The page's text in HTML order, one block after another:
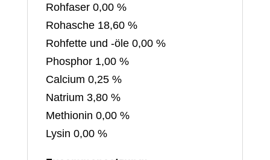
Rohfaser 0,00 %
Rohasche 18,60 %
Rohfette und -öle 0,00 %
Phosphor 1,00 %
Calcium 0,25 %
Natrium 3,80 %
Methionin 0,00 %
Lysin 0,00 %